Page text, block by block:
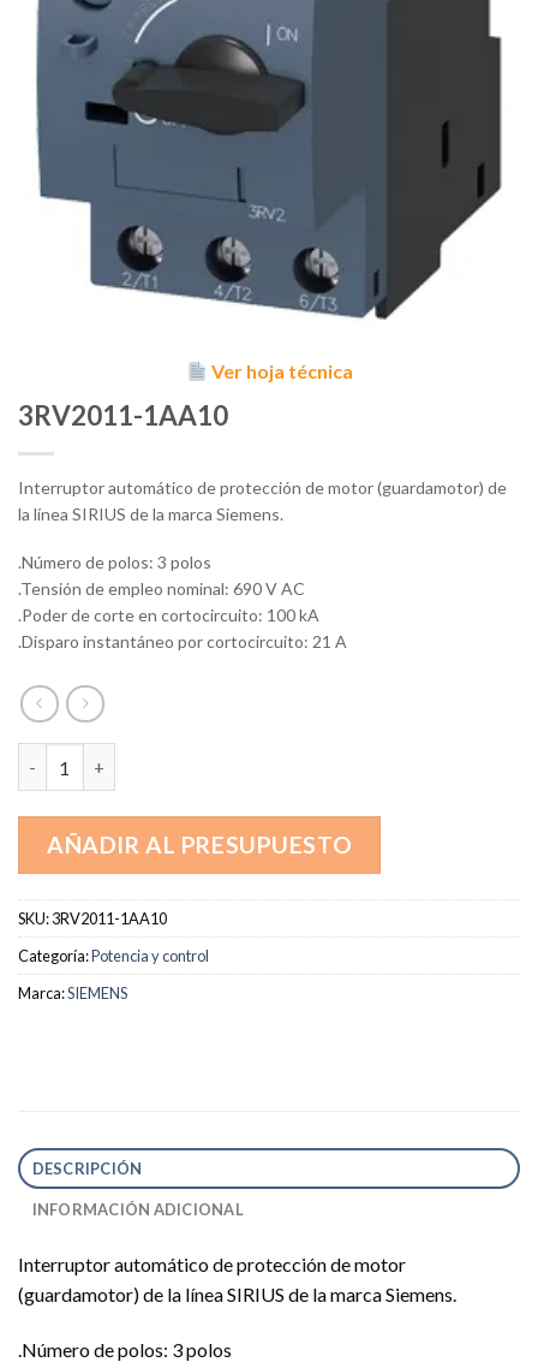
Ver hoja técnica
3RV2011-1AA10
Interruptor automático de protección de motor (guardamotor) de
la línea SIRIUS de la marca Siemens.
.Número de polos: 3 polos
.Tensión de empleo nominal: 690 V AC
.Poder de corte en cortocircuito: 100 kA
.Disparo instantáneo por cortocircuito: 21 A
AÑADIR AL PRESUPUESTO
SKU:3RV2011-1AA10
Categoría:Potencia y control
Marca:SIEMENS
DESCRIPCIÓN
INFORMACIÓN ADICIONAL
Interruptor automático de protección de motor
(guardamotor) de la línea SIRIUS de la marca Siemens.
.Número de polos: 3 polos